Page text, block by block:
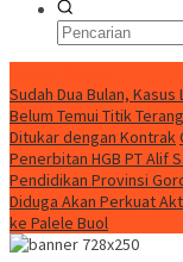
Sudah Dua Bulan,
Belum Temui Titik Terang
Ditukar dengan Kontrak
Penerbitan HGB PT Alif
Pendidikan Provinsi
Diduga Akan Perkuat
ke Palele Buol